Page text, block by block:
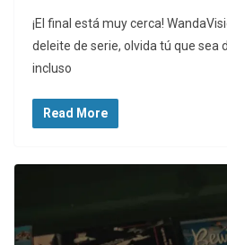
¡El final está muy cerca!
deleite de serie, olvida tú que sea
incluso
Read More